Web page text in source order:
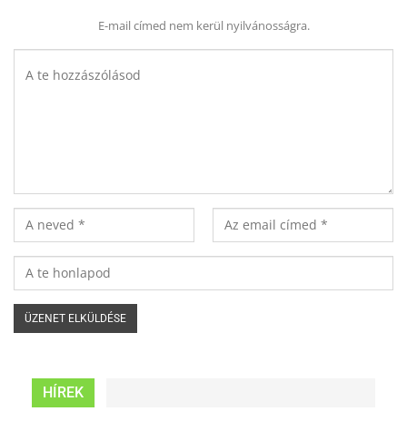
E-mail címed nem kerül nyilvánosságra.
HÍREK